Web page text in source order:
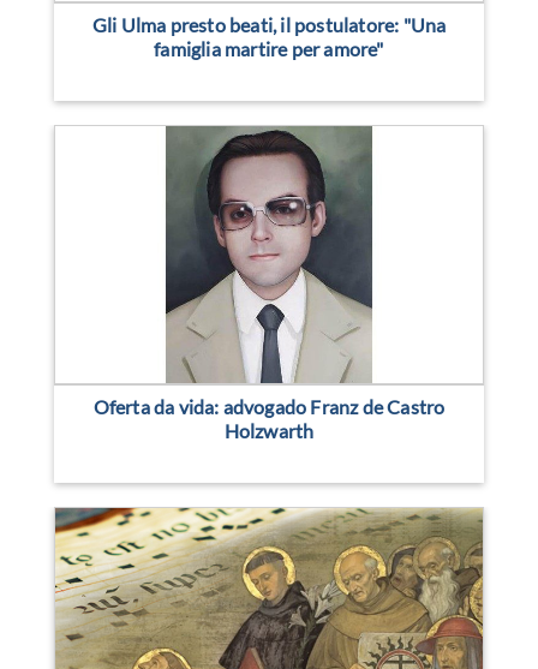
Gli Ulma presto beati, il postulatore: "Una
famiglia martire per amore"
Oferta da vida: advogado Franz de Castro
Holzwarth